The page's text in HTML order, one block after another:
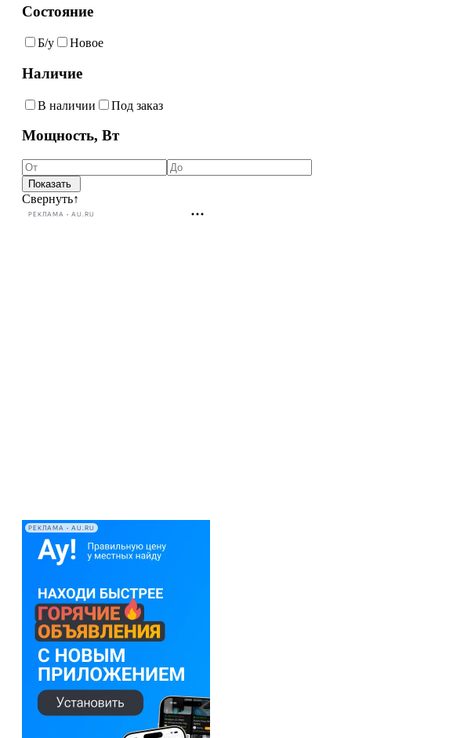
Состояние
Б/у Новое
Наличие
В наличии Под заказ
Мощность, Вт
Свернуть↑
РЕКЛАМА • AU.RU
РЕКЛАМА • AU.RU